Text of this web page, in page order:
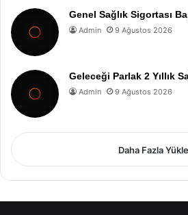
Genel Sağlık Sigortası
Admin 9 Ağustos 2026
Geleceği Parlak 2 Yıllık
Admin 9 Ağustos 2026
Daha Fazla Yükle